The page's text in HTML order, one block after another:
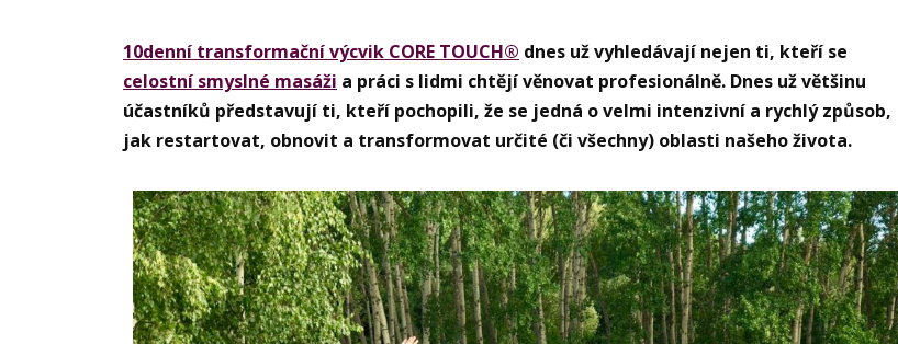
10denní transformační výcvik CORE TOUCH® dnes už vyhledávají nejen ti, kteří se
celostní smyslné masáži a práci s lidmi chtějí věnovat profesionálně. Dnes už většinu
účastníků představují ti, kteří pochopili, že se jedná o velmi intenzivní a rychlý způsob,
jak restartovat, obnovit a transformovat určité (či všechny) oblasti našeho života.